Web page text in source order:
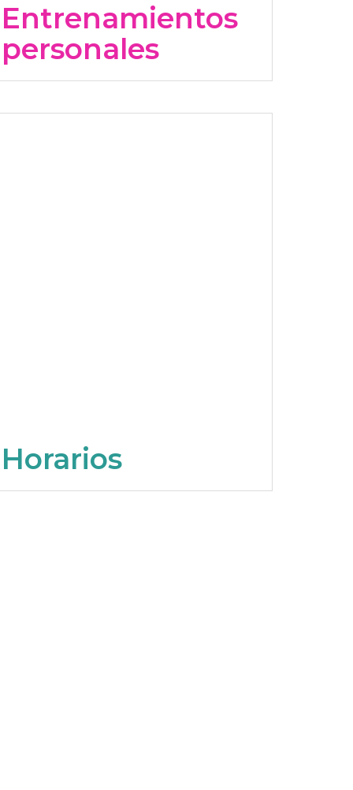
Entrenamientos
personales
Horarios